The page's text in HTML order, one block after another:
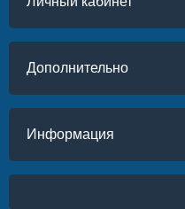
Дополнительно
Информация